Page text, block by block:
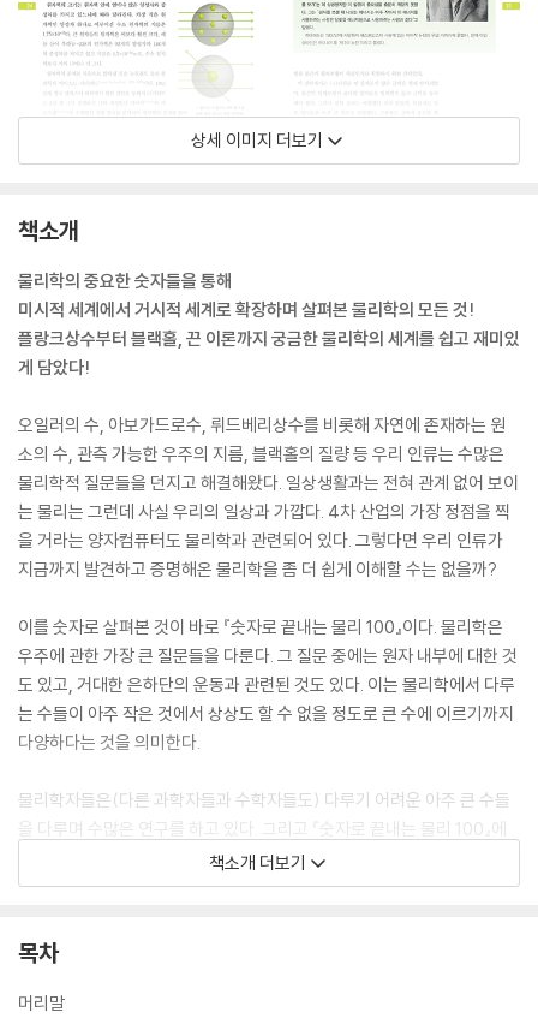
상세 이미지 더보기
책소개
물리학의 중요한 숫자들을 통해
미시적 세계에서 거시적 세계로 확장하며 살펴본 물리학의 모든 것!
플랑크상수부터 블랙홀, 끈 이론까지 궁금한 물리학의 세계를 쉽고 재미있
게 담았다!
오일러의 수, 아보가드로수, 뤼드베리상수를 비롯해 자연에 존재하는 원
소의 수, 관측 가능한 우주의 지름, 블랙홀의 질량 등 우리 인류는 수많은
물리학적 질문들을 던지고 해결해왔다. 일상생활과는 전혀 관계 없어 보이
는 물리는 그런데 사실 우리의 일상과 가깝다. 4차 산업의 가장 정점을 찍
을 거라는 양자컴퓨터도 물리학과 관련되어 있다. 그렇다면 우리 인류가
지금까지 발견하고 증명해온 물리학을 좀 더 쉽게 이해할 수는 없을까?
이를 숫자로 살펴본 것이 바로 『숫자로 끝내는 물리 100』이다. 물리학은
우주에 관한 가장 큰 질문들을 다룬다. 그 질문 중에는 원자 내부에 대한 것
도 있고, 거대한 은하단의 운동과 관련된 것도 있다. 이는 물리학에서 다루
는 수들이 아주 작은 것에서 상상도 할 수 없을 정도로 큰 수에 이르기까지
다양하다는 것을 의미한다.
물리학자들은(다른 과학자들과 수학자들도) 다루기 어려운 아주 큰 수들
을 다루며 수많은 연구를 하고 있다. 그리고 『숫자로 끝내는 물리 100』에
서는 지금까지 오랜 시간 과학자들이 발견하고 우리 삶을 변화시킨 수많은
물리적 숫자들 중 가장 중요한 100개의 숫자를 뽑아 물리를 좀 더 쉽게 이
구는 어디까지 진행되었는지, 미래의 물리 연구는 어떤 주제가 될 것인지
책소개 더보기
목차
머리말